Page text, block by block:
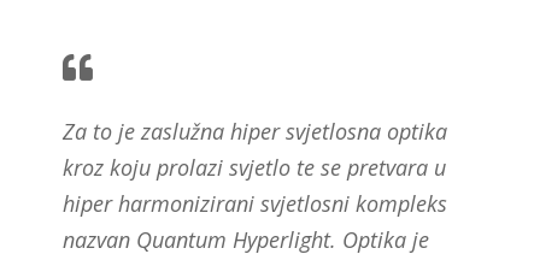
Za to je zaslužna hiper svjetlosna optika
kroz koju prolazi svjetlo te se pretvara u
hiper harmonizirani svjetlosni kompleks
nazvan Quantum Hyperlight. Optika je